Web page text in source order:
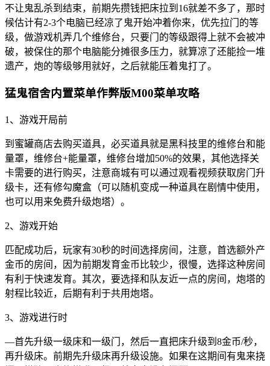
不让鬼乱杀到结束，前期先攒钱把床拉到16就差不多了，那时
候估计有2-3个电脑已经凉了鬼开始冲着你来，优先拉门的等
级，做游戏机弄几个维修台，只要门的等级跟得上就不会被冲
破，被保住的那个电脑能分摊很多压力，就算凉了还能捡一堆
遗产，炮的等级够用就好，之后就能压着鬼打了。
猛鬼宿舍内置菜单作弊版M00菜单攻略
1、游戏开局前
到蜜罐商店去购买道具，必买道具就是黑科技里的维修台和能
量罩，维修台+能量罩，维修台增加50%的效果，其他选择关
卡需要的进行购买，注意商城有可以通过观看视频获取房门升
级卡，还有修勾魔盒（可以随机变成一种道具在剧情中使用，
也可以用来免费升级炮塔）。
2、游戏开始
匹配成功后，玩家有30秒的时间选择房间，注意，首选额外产
金币的房间，因为前期发育金币比较少，很慢，选择这种房间
有利于快速发育。其次，要选择和队友近一点的房间，炮塔的
射程比较近，后期有利于共用炮塔。
3、游戏进行时
—首先升级一级床和一级门，然后一直把床升级到8金币/秒，
再升级床。前期先升级床再升级设施。如果在这期间有鬼来挠